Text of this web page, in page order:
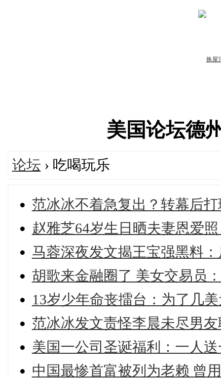
美国论坛德
论坛 › 吃喝玩乐
范冰冰不着急复出？转幕后
赵雅芝64岁生日晒夫妻恩爱
马蓉深夜发文揭王宝强黑料
胡歌来金融圈了 美女交易员
13岁少年命丧擂台：为了几
范冰冰发文责怪李晨未尽男
美国一公司圣诞福利：一人
中国最惨首富被列为老赖 曾